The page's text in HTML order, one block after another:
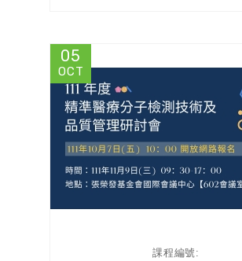
05
OCT
課程編號: